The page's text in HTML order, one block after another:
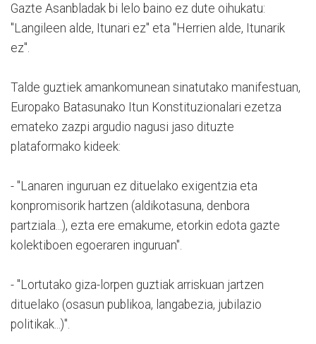
Gazte Asanbladak bi lelo baino ez dute oihukatu:
"Langileen alde, Itunari ez" eta "Herrien alde, Itunarik
ez".
Talde guztiek amankomunean sinatutako manifestuan,
Europako Batasunako Itun Konstituzionalari ezetza
emateko zazpi argudio nagusi jaso dituzte
plataformako kideek:
- "Lanaren inguruan ez dituelako exigentzia eta
konpromisorik hartzen (aldikotasuna, denbora
partziala...), ezta ere emakume, etorkin edota gazte
kolektiboen egoeraren inguruan".
- "Lortutako giza-lorpen guztiak arriskuan jartzen
dituelako (osasun publikoa, langabezia, jubilazio
politikak...)".